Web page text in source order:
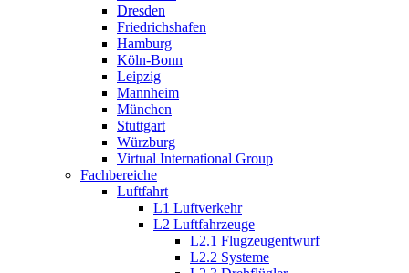
Dresden
Friedrichshafen
Hamburg
Köln-Bonn
Leipzig
Mannheim
München
Stuttgart
Würzburg
Virtual International Group
Fachbereiche
Luftfahrt
L1 Luftverkehr
L2 Luftfahrzeuge
L2.1 Flugzeugentwurf
L2.2 Systeme